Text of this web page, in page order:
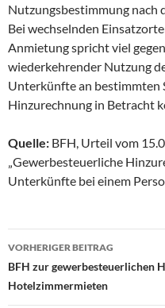
Nutzungsbestimmung nach
Bei wechselnden
Anmietung spricht viel
wiederkehrender Nutzung
Unterkünfte an bestimmten
Hinzurechnung in Betracht
Quelle: BFH, Urteil vom
„Gewerbesteuerliche
Unterkünfte bei einem
VORHERIGER BEITRAG
BFH zur gewerbesteuerlichen
Hotelzimmermieten